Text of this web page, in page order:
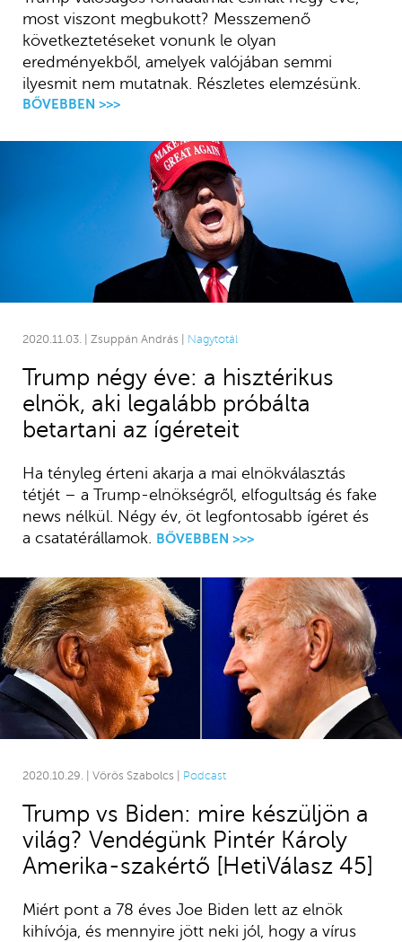
most viszont megbukott? Messzemenő
következtetéseket vonunk le olyan
eredményekből, amelyek valójában semmi
ilyesmit nem mutatnak. Részletes elemzésünk.
BŐVEBBEN >>>
2020.11.03. | Zsuppán András | Nagytotál
Trump négy éve: a hisztérikus
elnök, aki legalább próbálta
betartani az ígéreteit
Ha tényleg érteni akarja a mai elnökválasztás
tétjét – a Trump-elnökségről, elfogultság és fake
news nélkül. Négy év, öt legfontosabb ígéret és
a csatatérállamok. BŐVEBBEN >>>
2020.10.29. | Vörös Szabolcs | Podcast
Trump vs Biden: mire készüljön a
világ? Vendégünk Pintér Károly
Amerika-szakértő [HetiVálasz 45]
Miért pont a 78 éves Joe Biden lett az elnök
kihívója, és mennyire jött neki jól, hogy a vírus